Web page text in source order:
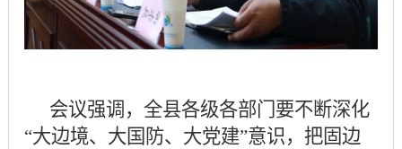
会议强调，全县各级各部门要不断深化
“大边境、大国防、大党建”意识，把固边